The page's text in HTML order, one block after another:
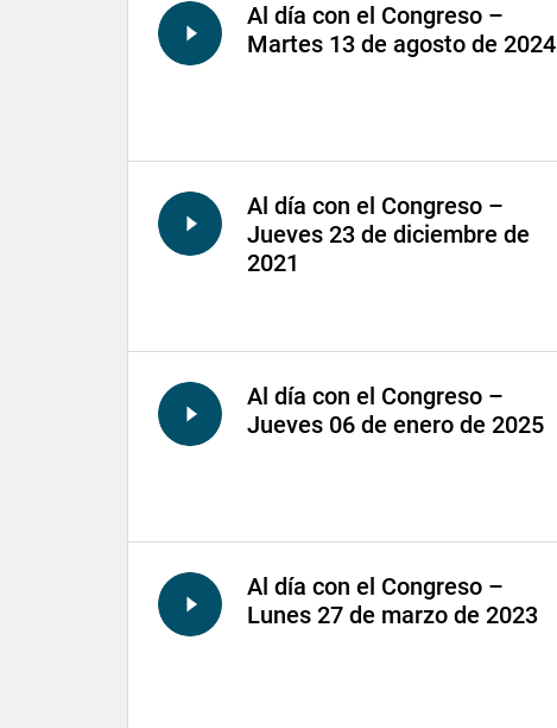
Al día con el Congreso –
Martes 13 de agosto de 2024
Al día con el Congreso –
Jueves 23 de diciembre de
2021
Al día con el Congreso –
Jueves 06 de enero de 2025
Al día con el Congreso –
Lunes 27 de marzo de 2023